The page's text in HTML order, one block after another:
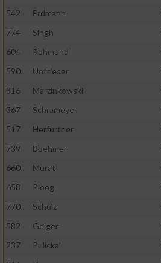
542
Erdmann
774
Singh
604
Rohmund
590
Untrieser
816
Marzinkowski
367
Schrameyer
517
Herfurtner
739
Boehmer
660
Murat
658
Ploog
770
Schulz
582
Geiger
237
Pulickal